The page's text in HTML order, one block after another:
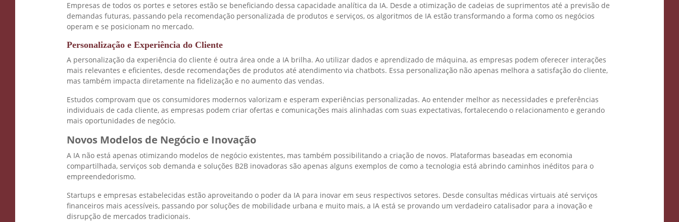
Empresas de todos os portes e setores estão se beneficiando dessa capacidade analítica da IA. Desde a otimização de cadeias de suprimentos até a previsão de
demandas futuras, passando pela recomendação personalizada de produtos e serviços, os algoritmos de IA estão transformando a forma como os negócios
operam e se posicionam no mercado.
Personalização e Experiência do Cliente
A personalização da experiência do cliente é outra área onde a IA brilha. Ao utilizar dados e aprendizado de máquina, as empresas podem oferecer interações
mais relevantes e eficientes, desde recomendações de produtos até atendimento via chatbots. Essa personalização não apenas melhora a satisfação do cliente,
mas também impacta diretamente na fidelização e no aumento das vendas.
Estudos comprovam que os consumidores modernos valorizam e esperam experiências personalizadas. Ao entender melhor as necessidades e preferências
individuais de cada cliente, as empresas podem criar ofertas e comunicações mais alinhadas com suas expectativas, fortalecendo o relacionamento e gerando
mais oportunidades de negócio.
Novos Modelos de Negócio e Inovação
A IA não está apenas otimizando modelos de negócio existentes, mas também possibilitando a criação de novos. Plataformas baseadas em economia
compartilhada, serviços sob demanda e soluções B2B inovadoras são apenas alguns exemplos de como a tecnologia está abrindo caminhos inéditos para o
empreendedorismo.
Startups e empresas estabelecidas estão aproveitando o poder da IA para inovar em seus respectivos setores. Desde consultas médicas virtuais até serviços
financeiros mais acessíveis, passando por soluções de mobilidade urbana e muito mais, a IA está se provando um verdadeiro catalisador para a inovação e
disrupção de mercados tradicionais.
Artificial
Vidgenie